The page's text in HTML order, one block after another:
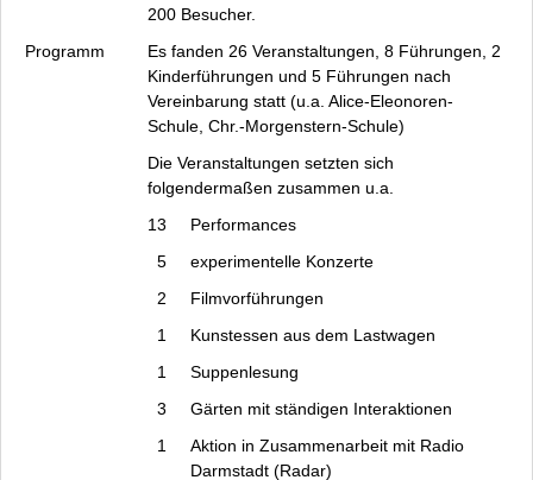
200 Besucher.
Programm
Es fanden 26 Veranstaltungen, 8 Führungen, 2
Kinderführungen und 5 Führungen nach
Vereinbarung statt (u.a. Alice-Eleonoren-
Schule, Chr.-Morgenstern-Schule)
Die Veranstaltungen setzten sich
folgendermaßen zusammen u.a.
13
Performances
5
experimentelle Konzerte
2
Filmvorführungen
1
Kunstessen aus dem Lastwagen
1
Suppenlesung
3
Gärten mit ständigen Interaktionen
1
Aktion in Zusammenarbeit mit Radio
Darmstadt (Radar)